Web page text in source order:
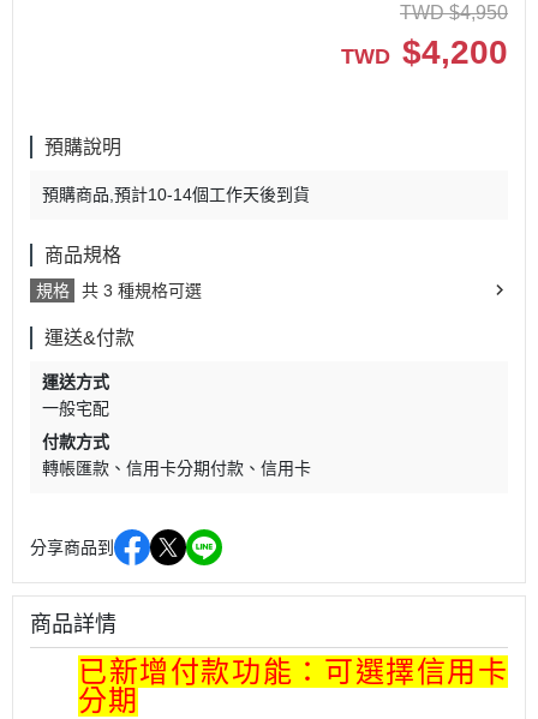
TWD $4,950
TWD $4,200
預購說明
預購商品,預計10-14個工作天後到貨
商品規格
規格 共 3 種規格可選
運送&付款
運送方式
一般宅配
付款方式
轉帳匯款
信用卡分期付款 信用卡
分享商品到
商品詳情
已新增付款功能： 可選擇信用卡
分期